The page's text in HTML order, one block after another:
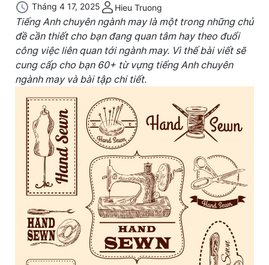
Tháng 4 17, 2025 Hieu Truong
Tiếng Anh chuyên ngành may là một trong những chủ
đề cần thiết cho bạn đang quan tâm hay theo đuổi
công việc liên quan tới ngành may. Vì thế bài viết sẽ
cung cấp cho bạn 60+ từ vựng tiếng Anh chuyên
ngành may và bài tập chi tiết.